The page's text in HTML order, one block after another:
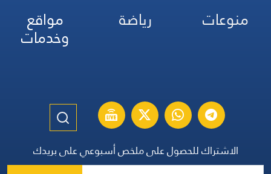
منوعات
رياضة مواقع
وخدمات
الاشتراك للحصول على ملخص أسبوعي على بريدك